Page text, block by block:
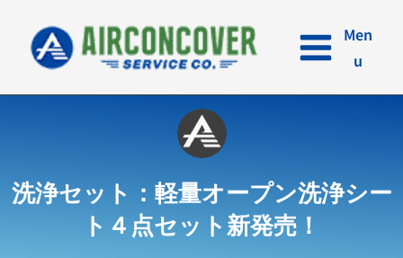
キ
Men
u
洗浄セット：軽量オープン洗浄シー
ト４点セット新発売！